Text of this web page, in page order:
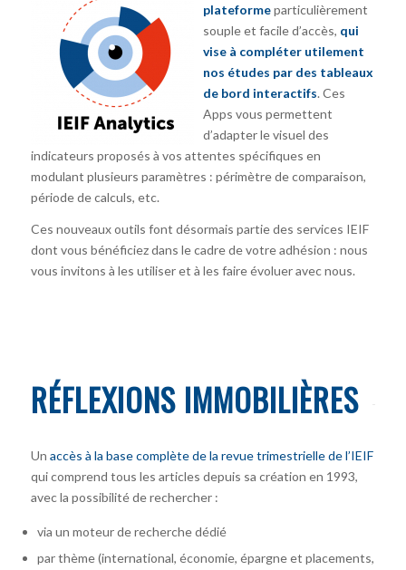
plateformeparticulièrement
souple et facile d’accès, qui
vise à compléter utilement
nos études par des tableaux
de bord interactifs. Ces
Apps vous permettent
d’adapter le visuel des
indicateurs proposés à vos attentes spécifiques en
modulant plusieurs paramètres : périmètre de comparaison,
période de calculs, etc.
Ces nouveaux outils font désormais partie des services IEIF
dont vous bénéficiez dans le cadre de votre adhésion : nous
vous invitons à les utiliser et à les faire évoluer avec nous.
RÉFLEXIONS IMMOBILIÈRES
Un accès à la base complète de la revue trimestrielle de l’IEIF
qui comprend tous les articles depuis sa création en 1993,
avec la possibilité de rechercher :
via un moteur de recherche dédié
par thème (international, économie, épargne et placements,